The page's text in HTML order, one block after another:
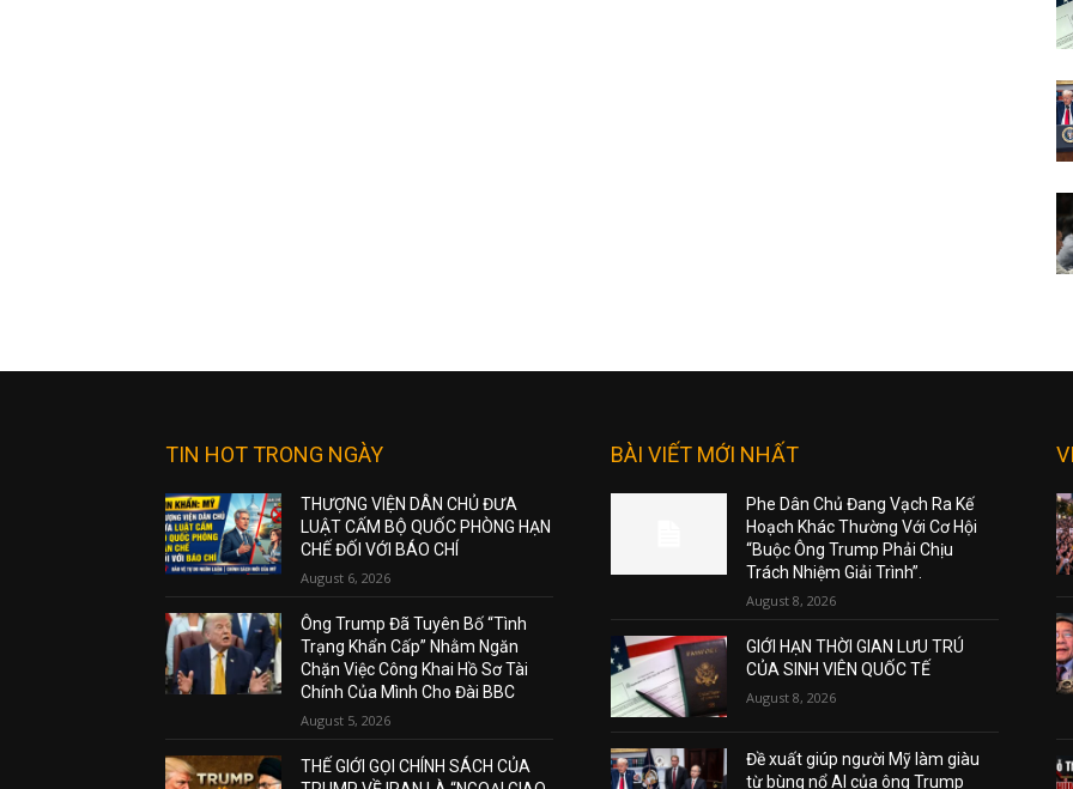
TIN HOT TRONG NGÀY
THƯỢNG VIỆN DÂN CHỦ ĐƯA
LUẬT CẤM BỘ QUỐC PHÒNG HẠN
CHẾ ĐỐI VỚI BÁO CHÍ
August 6, 2026
Ông Trump Đã Tuyên Bố “Tình
Trạng Khẩn Cấp” Nhằm Ngăn
Chặn Việc Công Khai Hồ Sơ Tài
Chính Của Mình Cho Đài BBC
August 5, 2026
THẾ GIỚI GỌI CHÍNH SÁCH CỦA
BÀI VIẾT MỚI NHẤT
Phe Dân Chủ Đang Vạch Ra Kế
Hoạch Khác Thường Với Cơ Hội
“Buộc Ông Trump Phải Chịu
Trách Nhiệm Giải Trình”.
August 8, 2026
GIỚI HẠN THỜI GIAN LƯU TRÚ
CỦA SINH VIÊN QUỐC TẾ
August 8, 2026
Đề xuất giúp người Mỹ làm giàu
từ bùng nổ AI của ông Trump